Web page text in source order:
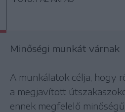
Minőségi munkát várnak
A munkálatok célja, hogy
a megjavított
ennek megfelelő